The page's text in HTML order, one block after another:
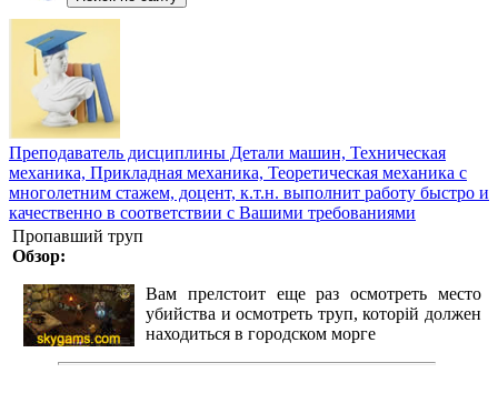
Преподаватель дисциплины Детали машин, Техническая
механика, Прикладная механика, Теоретическая механика с
многолетним стажем, доцент, к.т.н. выполнит работу быстро и
качественно в соответствии с Вашими требованиями
Пропавший труп
Обзор:
Вам прелстоит еще раз осмотреть место
убийства и осмотреть труп, которій должен
находиться в городском морге